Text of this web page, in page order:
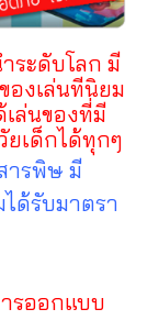
ระดับโลก มี
องเล่นทีนิยม
เล่นของที่มี
เด็กได้ทุกๆ
ารพิษ มี
ด้รับมาตรา
รออกแบบ